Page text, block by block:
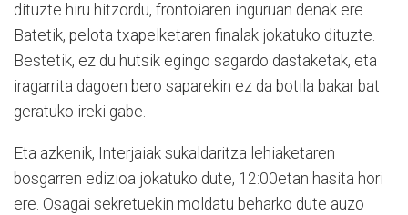
dituzte hiru hitzordu, frontoiaren inguruan denak ere.
Batetik, pelota txapelketaren finalak jokatuko dituzte.
Bestetik, ez du hutsik egingo sagardo dastaketak, eta
iragarrita dagoen bero saparekin ez da botila bakar bat
geratuko ireki gabe.
Eta azkenik, Interjaiak sukaldaritza lehiaketaren
bosgarren edizioa jokatuko dute, 12:00etan hasita hori
ere. Osagai sekretuekin moldatu beharko dute auzo